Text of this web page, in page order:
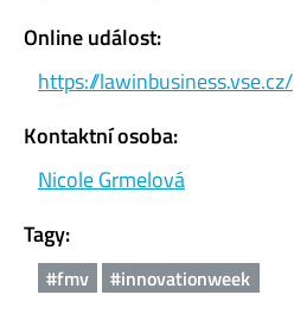
Online událost:
https://lawinbusiness.vse.cz/
Kontaktní osoba:
Nicole Grmelová
Tagy:
#fmv #innovationweek